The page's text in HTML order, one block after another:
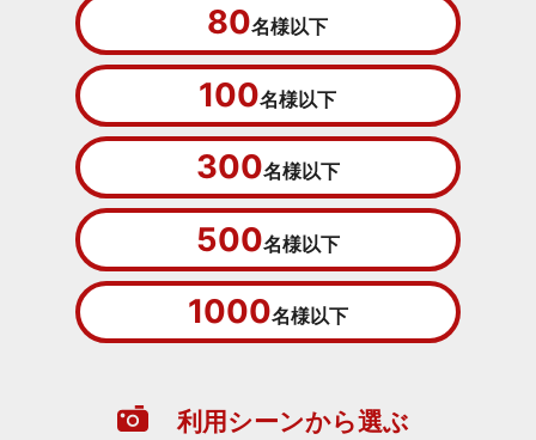
80名様以下
100名様以下
300名様以下
500名様以下
1000名様以下
利用シーンから選ぶ